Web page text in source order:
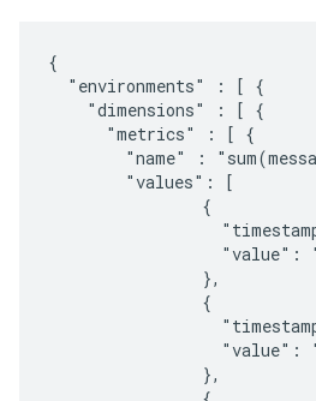
{
  "environments" : [ {
    "dimensions" : [ {
      "metrics" : [ {
"name" :
        "values": [
                {
"value":
                },
                {
"value":
                },